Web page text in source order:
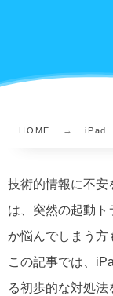
HOME iPad
技術的情報に不安
は、突然の起動
か悩んでしまう方
この記事では、
る初歩的な対処法